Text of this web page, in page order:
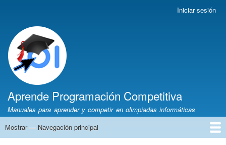
cuenta
de
usuario
Iniciar sesión
Aprende Programación Competitiva
Manuales para aprender y competir en olimpiadas informáticas
Navegación
Mostrar — Navegación principal